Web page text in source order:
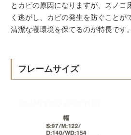
とカビの原因になりますが、スノコ
く逃がし、カビの発生を防ぐことが
清潔な寝環境を保てるのが特長です。
フレームサイズ